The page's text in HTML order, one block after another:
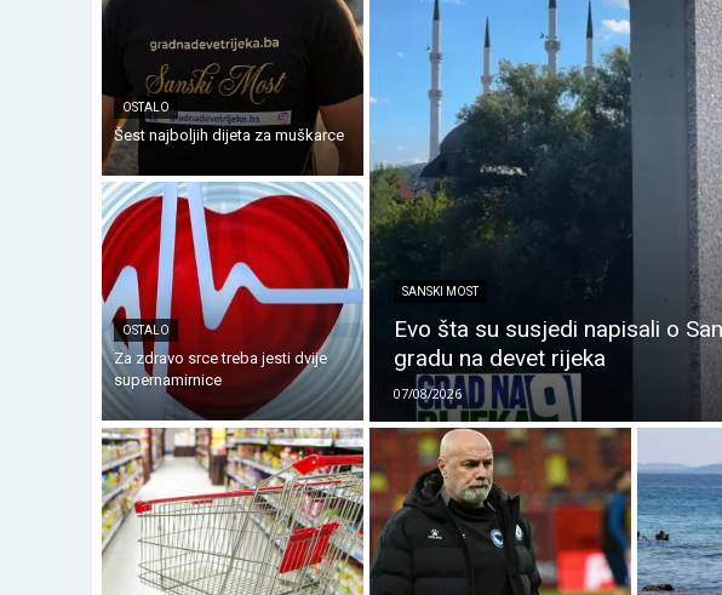
OSTALO
Šest najboljih dijeta za muškarce
OSTALO
Za zdravo srce treba jesti dvije
supernamirnice
SANSKI MOST
Evo šta su susjedi napisali o
gradu na devet rijeka
07/08/2026